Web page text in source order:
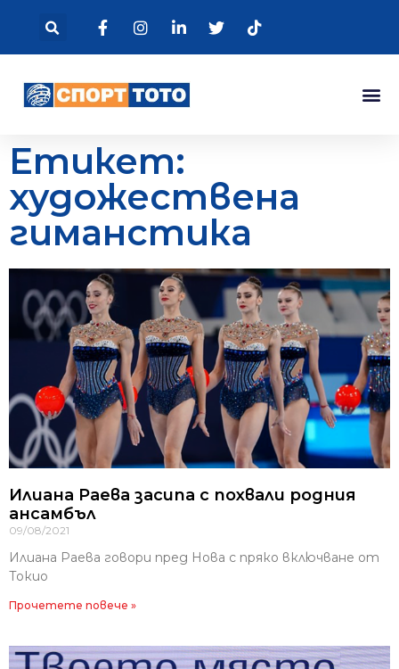
Етикет:
художествена
гиманстика
Илиана Раева засипа с похвали родния
ансамбъл
09/08/2021
Илиана Раева говори пред Нова с пряко включване от
Токио
Прочетете повече »